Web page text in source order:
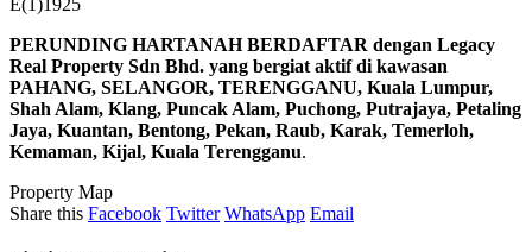
E(1)1925
PERUNDING HARTANAH BERDAFTAR dengan Legacy
Real Property Sdn Bhd. yang bergiat aktif di kawasan
PAHANG, SELANGOR, TERENGGANU, Kuala Lumpur,
Shah Alam, Klang, Puncak Alam, Puchong, Putrajaya, Petaling
Jaya, Kuantan, Bentong, Pekan, Raub, Karak, Temerloh,
Kemaman, Kijal, Kuala Terengganu.
Property Map
Share this Facebook Twitter WhatsApp Email